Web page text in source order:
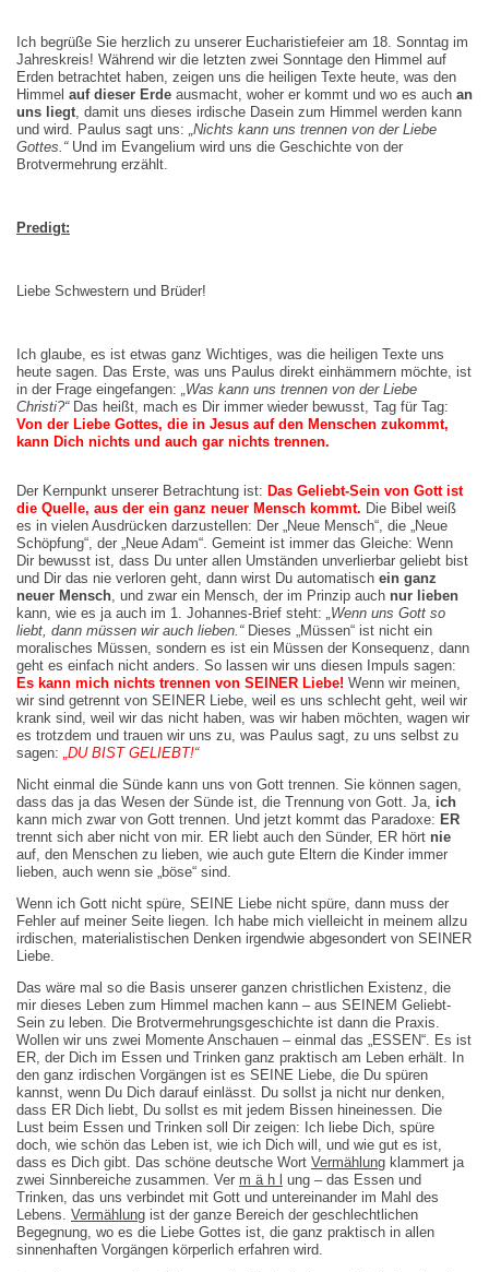
Ich begrüße Sie herzlich zu unserer Eucharistiefeier am 18. Sonntag im
Jahreskreis! Während wir die letzten zwei Sonntage den Himmel auf
Erden betrachtet haben, zeigen uns die heiligen Texte heute, was den
Himmel auf dieser Erde ausmacht, woher er kommt und wo es auch an
uns liegt, damit uns dieses irdische Dasein zum Himmel werden kann
und wird. Paulus sagt uns: „Nichts kann uns trennen von der Liebe
Gottes.“Und im Evangelium wird uns die Geschichte von der
Brotvermehrung erzählt.
Predigt:
Liebe Schwestern und Brüder!
Ich glaube, es ist etwas ganz Wichtiges, was die heiligen Texte uns
heute sagen. Das Erste, was uns Paulus direkt einhämmern möchte, ist
in der Frage eingefangen: „Was kann uns trennen von der Liebe
Christi?“ Das heißt, mach es Dir immer wieder bewusst, Tag für Tag:
Von der Liebe Gottes, die in Jesus auf den Menschen zukommt,
kann Dich nichts und auch gar nichts trennen.
Der Kernpunkt unserer Betrachtung ist: Das Geliebt-Sein von Gott ist
die Quelle, aus der ein ganz neuer Mensch kommt. Die Bibel weiß
es in vielen Ausdrücken darzustellen: Der „Neue Mensch“, die „Neue
Schöpfung“, der „Neue Adam“. Gemeint ist immer das Gleiche: Wenn
Dir bewusst ist, dass Du unter allen Umständen unverlierbar geliebt bist
und Dir das nie verloren geht, dann wirst Du automatisch ein ganz
neuer Mensch, und zwar ein Mensch, der im Prinzip auch nur lieben
kann, wie es ja auch im 1. Johannes-Brief steht: „Wenn uns Gott so
liebt, dann müssen wir auch lieben.“Dieses „Müssen“ ist nicht ein
moralisches Müssen, sondern es ist ein Müssen der Konsequenz, dann
geht es einfach nicht anders. So lassen wir uns diesen Impuls sagen:
Es kann mich nichts trennen von SEINER Liebe! Wenn wir meinen,
wir sind getrennt von SEINER Liebe, weil es uns schlecht geht, weil wir
krank sind, weil wir das nicht haben, was wir haben möchten, wagen wir
es trotzdem und trauen wir uns zu, was Paulus sagt, zu uns selbst zu
sagen: „DU BIST GELIEBT!“
Nicht einmal die Sünde kann uns von Gott trennen. Sie können sagen,
dass das ja das Wesen der Sünde ist, die Trennung von Gott. Ja, ich
kann mich zwar von Gott trennen. Und jetzt kommt das Paradoxe: ER
trennt sich aber nicht von mir. ER liebt auch den Sünder, ER hört nie
auf, den Menschen zu lieben, wie auch gute Eltern die Kinder immer
lieben, auch wenn sie „böse“ sind.
Wenn ich Gott nicht spüre, SEINE Liebe nicht spüre, dann muss der
Fehler auf meiner Seite liegen. Ich habe mich vielleicht in meinem allzu
irdischen, materialistischen Denken irgendwie abgesondert von SEINER
Liebe.
Das wäre mal so die Basis unserer ganzen christlichen Existenz, die
mir dieses Leben zum Himmel machen kann – aus SEINEM Geliebt-
Sein zu leben. Die Brotvermehrungsgeschichte ist dann die Praxis.
Wollen wir uns zwei Momente Anschauen – einmal das „ESSEN“. Es ist
ER, der Dich im Essen und Trinken ganz praktisch am Leben erhält. In
den ganz irdischen Vorgängen ist es SEINE Liebe, die Du spüren
kannst, wenn Du Dich darauf einlässt. Du sollst ja nicht nur denken,
dass ER Dich liebt, Du sollst es mit jedem Bissen hineinessen. Die
Lust beim Essen und Trinken soll Dir zeigen: Ich liebe Dich, spüre
doch, wie schön das Leben ist, wie ich Dich will, und wie gut es ist,
dass es Dich gibt. Das schöne deutsche Wort Vermählung klammert ja
zwei Sinnbereiche zusammen. Ver m ä h l
ung – das Essen und
Trinken, das uns verbindet mit Gott und untereinander im Mahl des
Lebens. Vermählung ist der ganze Bereich der geschlechtlichen
Begegnung, wo es die Liebe Gottes ist, die ganz praktisch in allen
sinnenhaften Vorgängen körperlich erfahren wird.